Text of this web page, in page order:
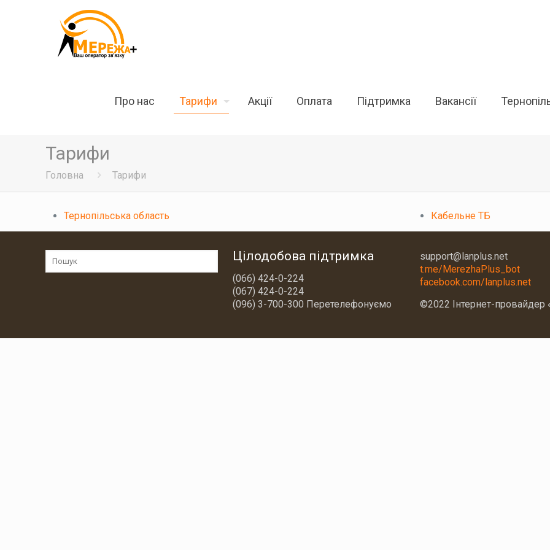
Про нас Тарифи Акції Оплата Підтримка Вакансії
Тарифи
Головна Тарифи
Тернопільська область Кабельне ТБ
Цілодобова підтримка
(066) 424-0-224
(067) 424-0-224
(096) 3-700-300 Перетелефонуємо
support@lanplus.net
t.me/MerezhaPlus_bot
facebook.com/lanplus.net
©2022 Інтернет-